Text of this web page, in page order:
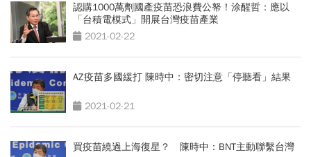
認購1000萬劑國產疫苗恐浪費公帑！涂醒哲：應以
「台積電模式」開展台灣疫苗產業
2021-02-22
AZ疫苗多國緩打 陳時中：密切注意「停聽看」結果
2021-02-21
買疫苗繞過上海復星？ 陳時中：BNT主動聯繫台灣